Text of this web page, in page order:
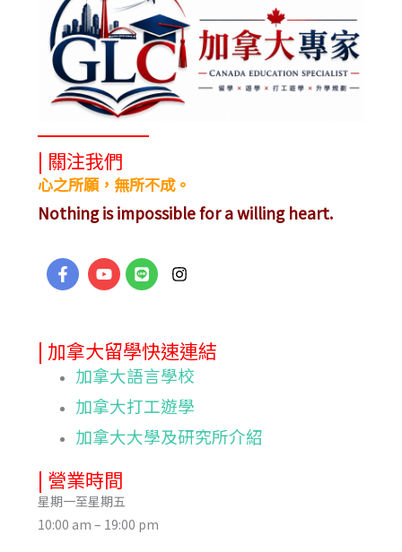
| 關注我們
心之所願，無所不成。
Nothing is impossible for a willing heart.
| 加拿大留學快速連結
加拿大語言學校
加拿大打工遊學
加拿大大學及研究所介紹
| 營業時間
星期一至星期五
10:00 am – 19:00 pm